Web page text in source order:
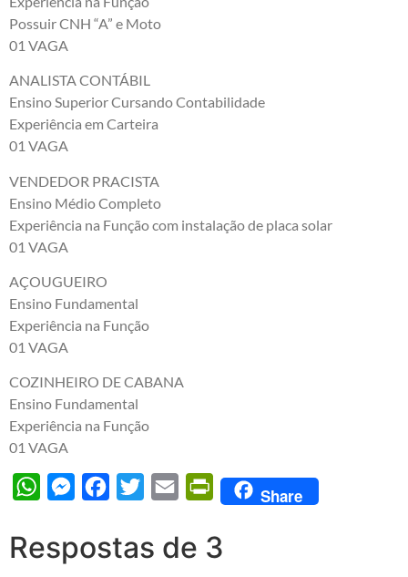
Possuir CNH “A” e Moto
01 VAGA
ANALISTA CONTÁBIL
Ensino Superior Cursando Contabilidade
Experiência em Carteira
01 VAGA
VENDEDOR PRACISTA
Ensino Médio Completo
Experiência na Função com instalação de placa solar
01 VAGA
AÇOUGUEIRO
Ensino Fundamental
Experiência na Função
01 VAGA
COZINHEIRO DE CABANA
Ensino Fundamental
Experiência na Função
01 VAGA
WhatsAppMessengerFacebook
Twitter Email PrintFriendly
Share
Respostas de 3